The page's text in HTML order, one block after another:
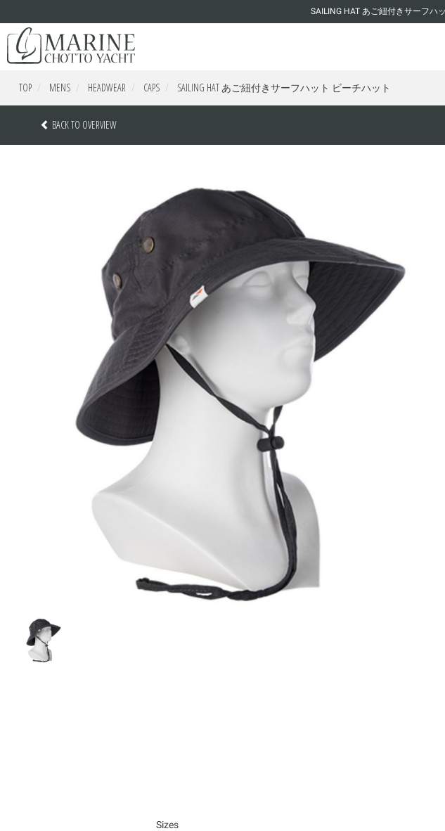
SAILING HAT あご紐付きサーフハ
TOP MENS HEADWEAR CAPS SAILING HAT あご紐付きサーフハット ビーチハット
BACK TO OVERVIEW
Sizes